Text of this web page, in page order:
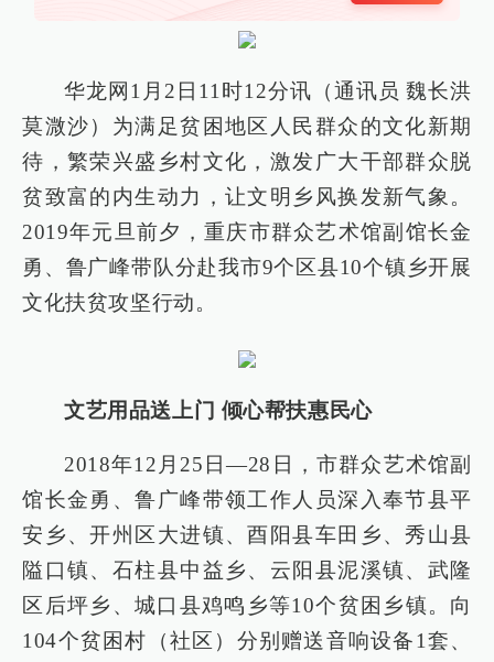
华龙网1月2日11时12分讯（通讯员 魏长洪
莫溦沙）为满足贫困地区人民群众的文化新期
待，繁荣兴盛乡村文化，激发广大干部群众脱
贫致富的内生动力，让文明乡风换发新气象。
2019年元旦前夕，重庆市群众艺术馆副馆长金
勇、鲁广峰带队分赴我市9个区县10个镇乡开展
文化扶贫攻坚行动。
文艺用品送上门 倾心帮扶惠民心
2018年12月25日—28日，市群众艺术馆副
馆长金勇、鲁广峰带领工作人员深入奉节县平
安乡、开州区大进镇、酉阳县车田乡、秀山县
隘口镇、石柱县中益乡、云阳县泥溪镇、武隆
区后坪乡、城口县鸡鸣乡等10个贫困乡镇。向
104个贫困村（社区）分别赠送音响设备1套、